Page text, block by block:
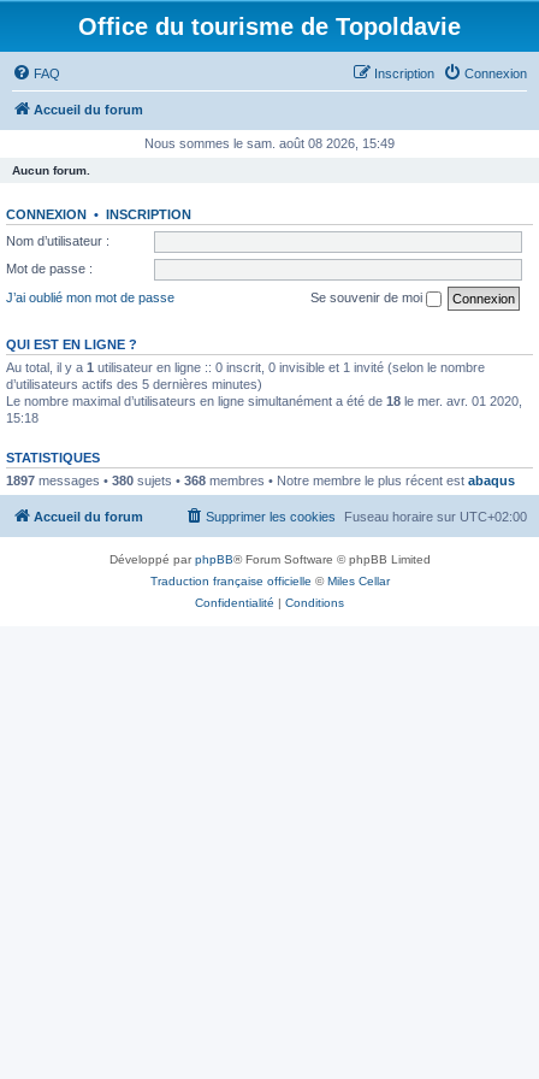
Office du tourisme de Topoldavie
FAQ Connexion
Inscription
Accueil du forum
Nous sommes le sam. août 08 2026, 15:49
Aucun forum.
CONNEXION • INSCRIPTION
Nom d’utilisateur :
Mot de passe :
J’ai oublié mon mot de passe
Se souvenir de moi
QUI EST EN LIGNE ?
Au total, il y a 1 utilisateur en ligne :: 0 inscrit, 0 invisible et 1 invité (selon le nombre
d’utilisateurs actifs des 5 dernières minutes)
Le nombre maximal d’utilisateurs en ligne simultanément a été de 18 le mer. avr. 01 2020,
15:18
STATISTIQUES
1897 messages • 380 sujets • 368 membres • Notre membre le plus récent est abaqus
Accueil du forum Fuseau horaire sur UTC+02:00
Supprimer les cookies
Développé parphpBB® Forum Software © phpBB Limited
Traduction française officielle ©Miles Cellar
Confidentialité | Conditions